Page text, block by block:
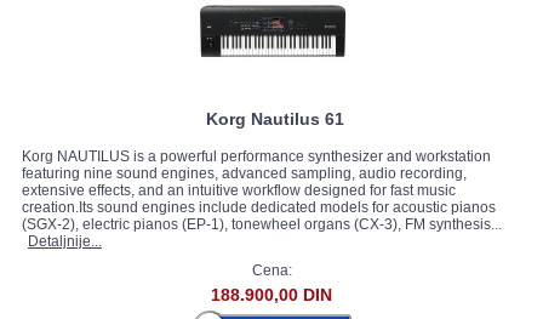
Korg Nautilus 61
Korg NAUTILUS is a powerful performance synthesizer and workstation
featuring nine sound engines, advanced sampling, audio recording,
extensive effects, and an intuitive workflow designed for fast music
creation.Its sound engines include dedicated models for acoustic pianos
(SGX-2), electric pianos (EP-1), tonewheel organs (CX-3), FM synthesis...
Detaljnije...
Cena:
188.900,00 DIN